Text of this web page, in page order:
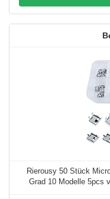
Rierousy 50 Stück
Grad 10 Modelle 5pcs